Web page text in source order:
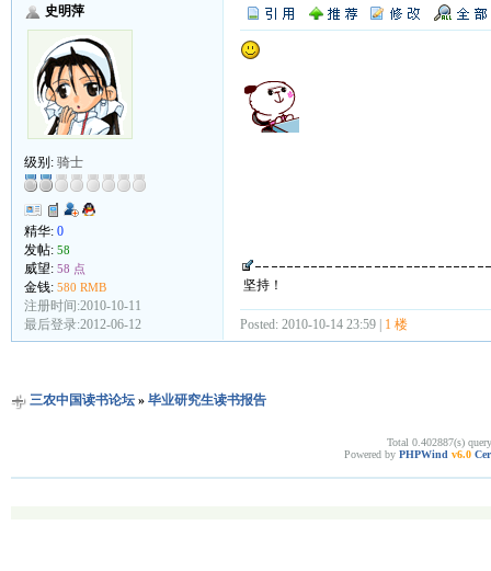
史明萍
级别: 骑士
精华: 0
发帖: 58
威望: 58 点
金钱: 580 RMB
注册时间:2010-10-11
最后登录:2012-06-12
坚持！
Posted: 2010-10-14 23:59 | 1 楼
三农中国读书论坛» 毕业研究生读书报告
Total 0.402887(s)
Powered by PHPWind v6.0